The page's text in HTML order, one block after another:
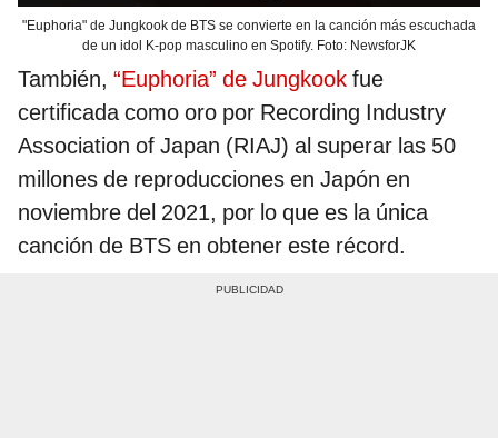
"Euphoria" de Jungkook de BTS se convierte en la canción más escuchada
de un idol K-pop masculino en Spotify. Foto: NewsforJK
También, “Euphoria” de Jungkook fue
certificada como oro por Recording Industry
Association of Japan (RIAJ) al superar las 50
millones de reproducciones en Japón en
noviembre del 2021, por lo que es la única
canción de BTS en obtener este récord.